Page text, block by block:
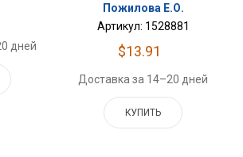
дней
Пожилова Е.О.
Артикул: 1528881
$13.91
Доставка за 14–20 дней
КУПИТЬ